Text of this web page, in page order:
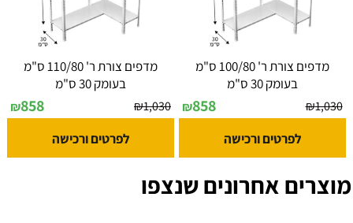
מדפים צורת ר' 100/80 ס"מ
בעומק 30 ס"מ
₪1,030
₪858
לפרטים ורכישה
מדפים צורת ר' 110/80 ס"מ
בעומק 30 ס"מ
₪1,030
₪858
לפרטים ורכישה
מוצרים אחרונים שנצפו